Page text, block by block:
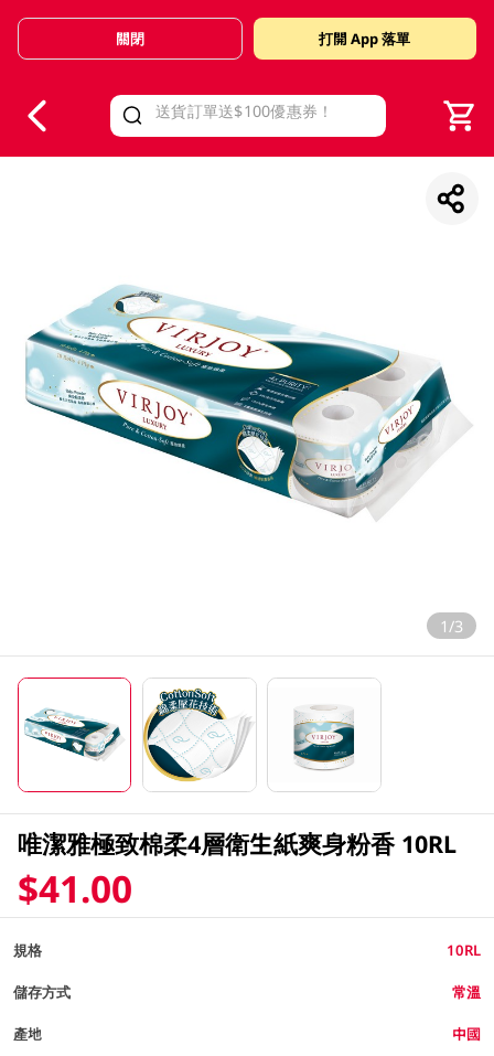
Valid Until 30 June 2026
關閉 打開 App 落單
1/3
唯潔雅極致棉柔4層衛生紙爽身粉香 10RL
$41.00
規格 10RL
儲存方式 常溫
產地 中國